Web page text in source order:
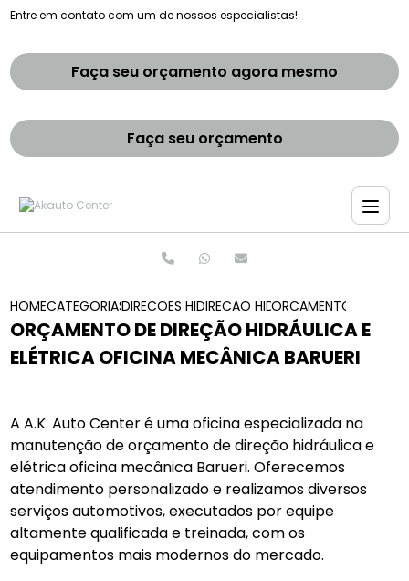
Entre em contato com um de nossos especialistas!
Faça seu orçamento agora mesmo
Faça seu orçamento
HOMECATEGORIASDIRECOES HIDRAULICASDIRECAO HIDRAULICA E ELETRICA
ORCAMENTO DE
ORÇAMENTO DE DIREÇÃO HIDRÁULICA E
ELÉTRICA OFICINA MECÂNICA BARUERI
A A.K. Auto Center é uma oficina especializada na
manutenção de orçamento de direção hidráulica e
elétrica oficina mecânica Barueri. Oferecemos
atendimento personalizado e realizamos diversos
serviços automotivos, executados por equipe
altamente qualificada e treinada, com os
equipamentos mais modernos do mercado.